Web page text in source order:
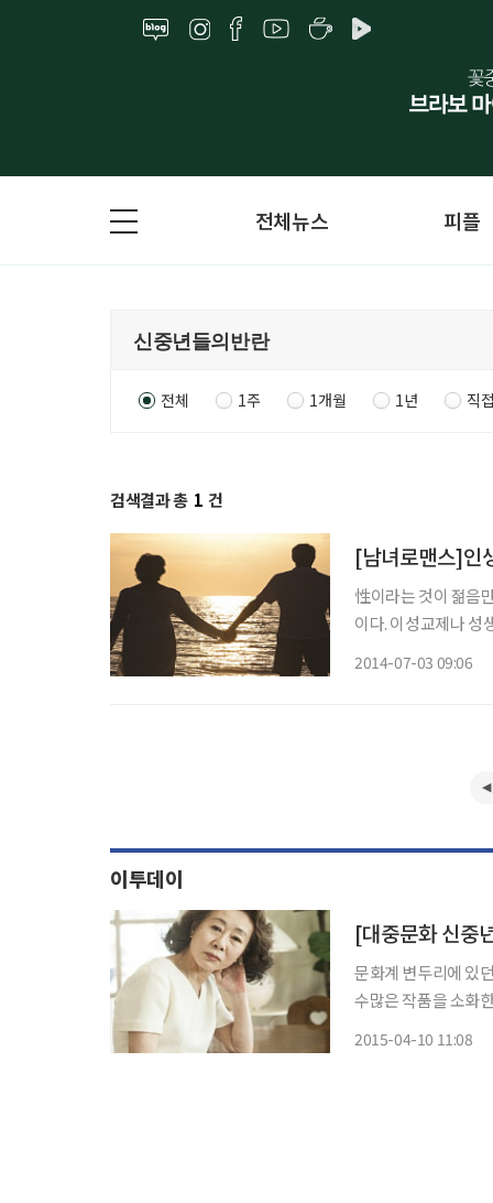
전체뉴스 피플
전체 1주 1개월 1년 직
검색결과 총 1 건
[남녀로맨스]인
性이라는 것이 젊음
이다. 이성교제나 성
2014-07-03 09:06
이투데이
문화계 변두리에 있
수많은 작품을 소화
2015-04-10 11:08